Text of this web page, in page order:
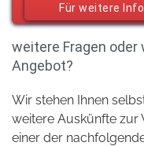
Für weitere
weitere Fragen oder
Angebot?
Wir stehen Ihnen
weitere Auskünfte zur
einer der